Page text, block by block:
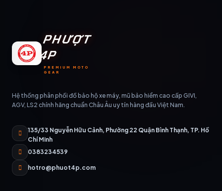
PHƯỢT
4P
PREMIUM MOTO
GEAR
Hệ thống phân phối đồ bảo hộ xe máy, mũ bảo hiểm cao cấp GIVI,
AGV, LS2 chính hãng chuẩn Châu Âu uy tín hàng đầu Việt Nam.
135/33 Nguyễn Hữu Cảnh, Phường 22 Quận Bình Thạnh, TP. Hồ
Chí Minh
0383234539
hotro@phuot4p.com